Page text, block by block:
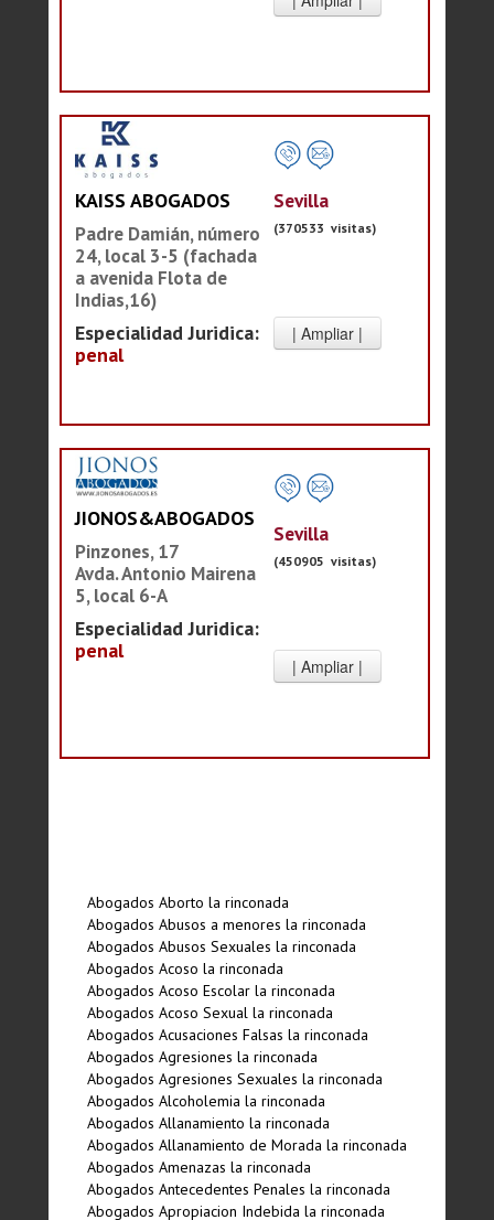
KAISS ABOGADOS
Padre Damián, número
24, local 3-5 (fachada
a avenida Flota de
Indias,16)
Especialidad Juridica:
penal
Sevilla
(370533 visitas)
JIONOS&ABOGADOS
Pinzones, 17
Avda. Antonio Mairena
5, local 6-A
Especialidad Juridica:
penal
Sevilla
(450905 visitas)
Abogados Aborto la rinconada
Abogados Abusos a menores la rinconada
Abogados Abusos Sexuales la rinconada
Abogados Acoso la rinconada
Abogados Acoso Escolar la rinconada
Abogados Acoso Sexual la rinconada
Abogados Acusaciones Falsas la rinconada
Abogados Agresiones la rinconada
Abogados Agresiones Sexuales la rinconada
Abogados Alcoholemia la rinconada
Abogados Allanamiento la rinconada
Abogados Allanamiento de Morada la rinconada
Abogados Amenazas la rinconada
Abogados Antecedentes Penales la rinconada
Abogados Apropiacion Indebida la rinconada